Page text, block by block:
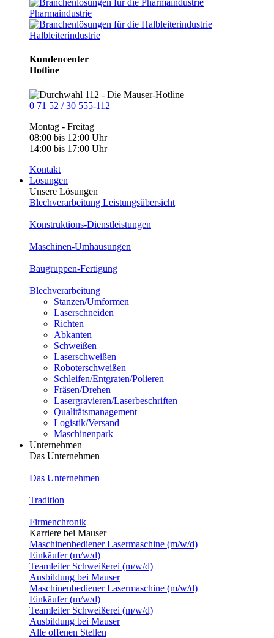
Pharmaindustrie
Halbleiterindustrie
Kundencenter
Hotline
0 71 52 / 30 555-112
Montag - Freitag
08:00 bis 12:00 Uhr
14:00 bis 17:00 Uhr
Kontakt
Lösungen
Unsere Lösungen
Blechverarbeitung Leistungsübersicht
Konstruktions-Dienstleistungen
Maschinen-Umhausungen
Baugruppen-Fertigung
Blechverarbeitung
Stanzen/Umformen
Laserschneiden
Richten
Abkanten
Schweißen
Laserschweißen
Roboterschweißen
Schleifen/Entgraten/Polieren
Fräsen/Drehen
Lasergravieren/Laserbeschriften
Qualitätsmanagement
Logistik/Versand
Maschinenpark
Unternehmen
Das Unternehmen
Das Unternehmen
Tradition
Firmenchronik
Karriere bei Mauser
Maschinenbediener Lasermaschine (m/w/d)
Einkäufer (m/w/d)
Teamleiter Schweißerei (m/w/d)
Ausbildung bei Mauser
Maschinenbediener Lasermaschine (m/w/d)
Einkäufer (m/w/d)
Teamleiter Schweißerei (m/w/d)
Ausbildung bei Mauser
Alle offenen Stellen